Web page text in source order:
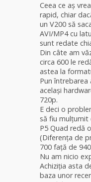
Ceea ce aș
rapid, chiar
un V200 să
AVI/MP4 cu
sunt redate
Din câte am
circa 600 le
astea la
Pun întrebarea
același
720p.
E deci o
să fiu mulțumit
P5 Quad redă
(Diferența de
700 față de
Nu am nicio
Achiziția asta
baza unor